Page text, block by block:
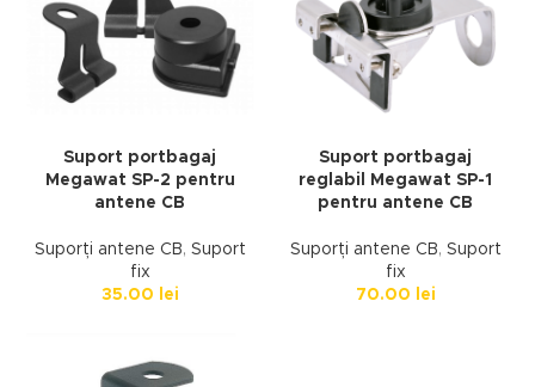
Suport portbagaj
Megawat SP-2 pentru
antene CB
Suporți antene CB, Suport
fix
35.00
lei
Suport portbagaj
reglabil Megawat SP-1
pentru antene CB
Suporți antene CB, Suport
fix
70.00
lei